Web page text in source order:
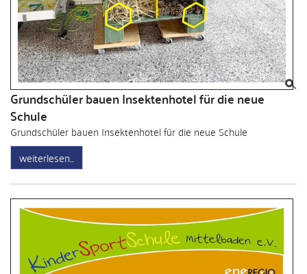
Grundschüler bauen Insektenhotel für die neue
Schule
Grundschüler bauen Insektenhotel für die neue Schule
weiterlesen